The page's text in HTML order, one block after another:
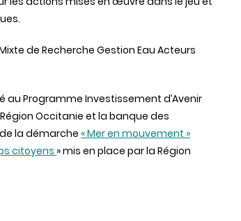
de Recherche Gestion Eau Acteurs
au Programme Investissement d’Avenir
Occitanie et la banque des
la démarche « Mer en mouvement »
citoyens » mis en place par la Région